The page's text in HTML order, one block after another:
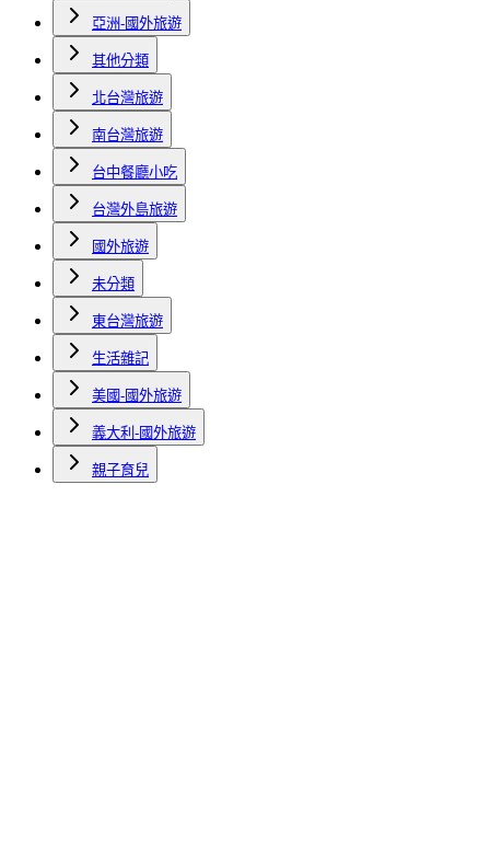
亞洲-國外旅遊
其他分類
北台灣旅遊
南台灣旅遊
台中餐廳小吃
台灣外島旅遊
國外旅遊
未分類
東台灣旅遊
生活雜記
美國-國外旅遊
義大利-國外旅遊
親子育兒